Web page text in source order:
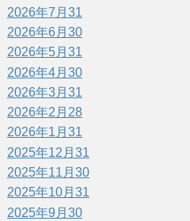
2026年7月 31
2026年6月 30
2026年5月 31
2026年4月 30
2026年3月 31
2026年2月 28
2026年1月 31
2025年12月 31
2025年11月 30
2025年10月 31
2025年9月 30